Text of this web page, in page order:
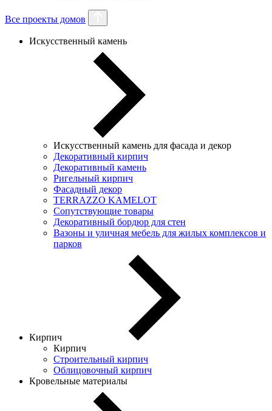
Все проекты домов
Искусственный камень
Искусственный камень для фасада и декор
Декоративный кирпич
Декоративный камень
Ригельный кирпич
Фасадный декор
TERRAZZO KAMELOT
Сопутствующие товары
Декоративный бордюр для стен
Вазоны и уличная мебель для жилых комплексов и
парков
Кирпич
Кирпич
Строительный кирпич
Облицовочный кирпич
Кровельные материалы